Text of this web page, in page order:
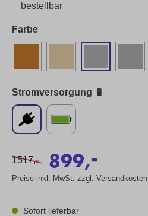
bestellbar
Farbe
Stromversorgung 🔋
1517,- 899,
-
Preise inkl. MwSt. zzgl. Versandkosten
Sofort lieferbar